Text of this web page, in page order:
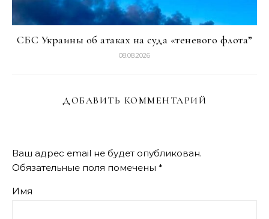
СБС Украины об атаках на суда «теневого флота”
08.08.2026
ДОБАВИТЬ КОММЕНТАРИЙ
Ваш адрес email не будет опубликован.
Обязательные поля помечены *
Имя